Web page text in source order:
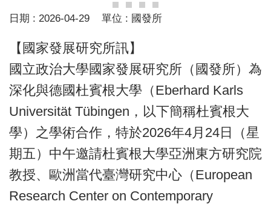
日期 : 2026-04-29 單位 : 國發所
【國家發展研究所訊】
國立政治大學國家發展研究所（國發所）為
深化與德國杜賓根大學（Eberhard Karls
Universität Tübingen，以下簡稱杜賓根大
學）之學術合作，特於2026年4月24日（星
期五）中午邀請杜賓根大學亞洲東方研究院
教授、歐洲當代臺灣研究中心（European
Research Center on Contemporary